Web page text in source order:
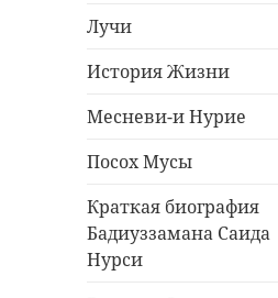
Лучи
История Жизни
Месневи-и Нурие
Посох Мусы
Краткая биография
Бадиуззамана Саида
Нурси